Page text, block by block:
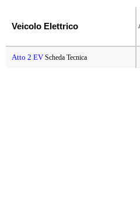
Veicolo Elettrico
Atto 2 EV Scheda Tecnica